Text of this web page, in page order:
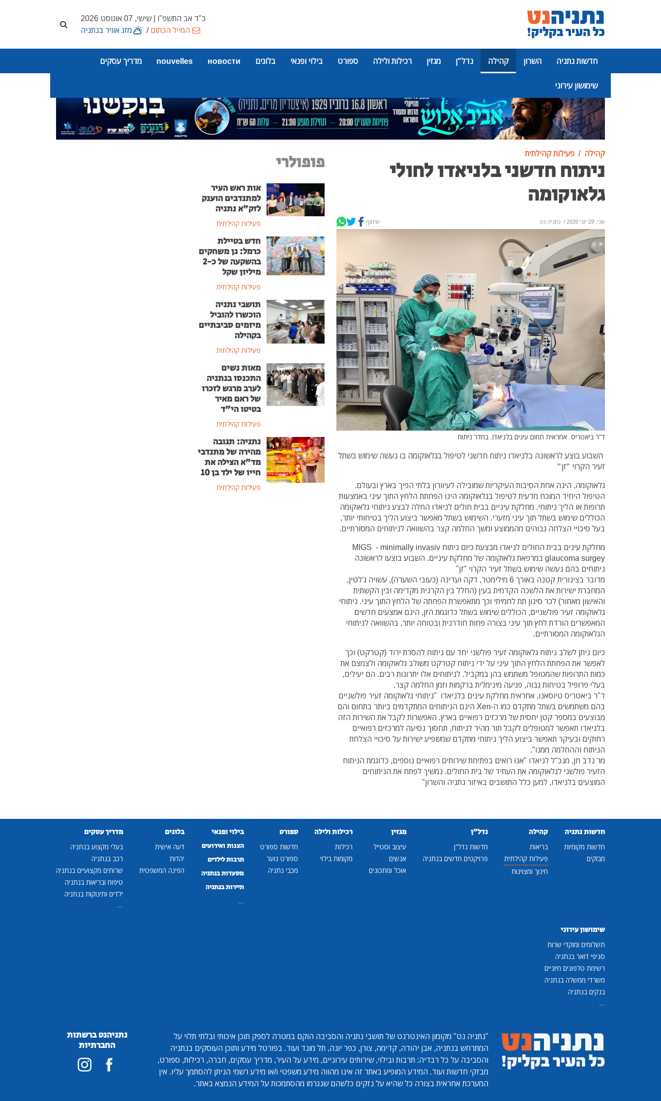
כ"ד אב התשפ"ו | שישי, 07 אוגוסט 2026
המייל הכתום/ מזג אוויר בנתניה
חדשות נתניה השרון קהילה נדל"ן מגזין רכילות ולילה ספורט בילוי ופנאי בלוגים новости
nouvelles מדריך עסקים
שימושון עירוני
פרסומת
קהילה פעילות קהילתית
ניתוח חדשני בלניאדו לחולי
גלאוקומה
שני, 29 יוני 2020 / נתניה נט שיתוף
ד"ר ביאטריס. אחראית תחום עינים בלניאדו. בחדר ניתוח
השבוע בוצע לראשונה בלניאדו ניתוח חדשני לטיפול בגלאוקומה בו נעשה שימוש בשתל
זעיר הקרוי "זן"
גלאוקומה, הינה אחת הסיבות העיקריות שמובילה לעיוורון בלתי הפיך בארץ ובעולם.
הטיפול היחיד המוכח מדעית לטיפול בגלאוקומה הינו הפחתת הלחץ התוך עיני באמצעות
תרופות או הליך ניתוחי. מחלקת עיניים בבית חולים לניאדו החלה לבצע ניתוחי גלאוקומה
הכוללים שימוש בשתל תוך עיני מזערי. השימוש בשתל מאפשר ביצוע הליך בטיחותי יותר,
בעל סיכויי הצלחה גבוהים מהממוצע ומשך החלמה קצר בהשוואה לניתוחים המסורתיים.
מחלקת עינים בבית החולים לניאדו מבצעת כיום ניתוח MIGS - minimally invasiv
glaucoma surgey במרפאת גלאוקומה של מחלקת עיניים. השבוע בוצעו לראשונה
ניתוחים בהם נעשה שימוש בשתל זעיר הקרוי "זן"
מדובר בצינורית קטנה באורך 6 מילימטר, דקה ועדינה (כעובי השערה), עשויה ג'לטין,
המחברת ישירות את הלשכה הקדמית בעין (החלל בין הקרנית מקדימה ובין הקשתית
והאישון מאחור) לכר סינון תת לחמיתי וכך מתאפשרת הפחתה של הלחץ התוך עיני. ניתוחי
גלאוקומה זעיר פולשניים, הכוללים שימוש בשתל כדוגמת הזן, הינם אמצעים חדשים
המאפשרים הורדת לחץ תוך עיני בצורה פחות חודרנית ובטוחה יותר, בהשוואה לניתוחי
הגלאוקומה המסורתיים.
כיום ניתן לשלב ניתוח גלאוקומה זעיר פולשני יחד עם ניתוח להסרת ירוד (קטרקט) וכך
לאפשר את הפחתת הלחץ התוך עיני על ידי ניתוח קטרקט משולב גלאוקומה ולצמצם את
כמות התרופות שהמטופל משתמש בהן במקביל. לניתוחים אלו יתרונות רבים. הם יעילים,
בעלי פרופיל בטיחות גבוה, פגיעה מינימלית ברקמות וזמן החלמה קצר.
ד"ר ביאטריס טיוסאנו, אחראית מחלקת עינים בלניאדו "ניתוחי גלאוקומה זעיר פולשניים
בהם משתמשים בשתל מתקדם כמו ה-Xen הינם הניתוחים המתקדמים ביותר בתחום והם
מבוצעים במספר קטן יחסית של מרכזים רפואיים בארץ. האפשרות לקבל את השירות הזה
בלניאדו תאפשר למטופלים לקבל תור מהיר לניתוח, תחסוך נסיעה למרכזים רפואיים
רחוקים ובעיקר תאפשר ביצוע הליך ניתוחי מתקדם שמשפיע ישירות על סיכויי הצלחת
הניתוח וההחלמה ממנו".
מר נדב חן, מנכ"ל לניאדו "אנו רואים בפתיחת שירותים רפואיים נוספים, כדוגמת הניתוח
הזעיר פולשני לגלאוקומה את העתיד של בית החולים. נמשיך לפתח את הניתוחים
המוצעים בלניאדו, למען כלל התושבים באיזור נתניה והשרון"
פופולרי
אות ראש העיר
למתנדבים הוענק
לזק"א נתניה
פעילות קהילתית
חדש בטיילת
כרמל: גן משחקים
בהשקעה של כ-2
מיליון שקל
פעילות קהילתית
תושבי נתניה
הוכשרו להוביל
מיזמים סביבתיים
בקהילה
פעילות קהילתית
מאות נשים
התכנסו בנתניה
לערב מרגש לזכרו
של ראם מאיר
בטיטו הי"ד
פעילות קהילתית
נתניה: תגובה
מהירה של מתנדבי
מד"א הצילה את
חייו של ילד בן 10
פעילות קהילתית
חדשות נתניה
חדשות מקומיות
מבזקים
קהילה
בריאות
פעילות קהילתית
חינוך ומצוינות
נדל"ן
חדשות נדל"ן
פרויקטים חדשים בנתניה
מגזין
עיצוב וסטייל
אנשים
אוכל ומתכונים
רכילות ולילה
רכילות
מקומות בילוי
ספורט
חדשות ספורט
ספורט נוער
מכבי נתניה
בילוי ופנאי
הצגות ואירועים
תרבות לילדים
מסעדות בנתניה
תיירות בנתניה
בלוגים
דעה אישית
יהדות
הפינה המשפטית
מדריך עסקים
בעלי מקצוע בנתניה
רכב בנתניה
שרותים מקצועיים בנתניה
טיפוח ובריאות בנתניה
ילדים ותינוקות בנתניה
שימושון עירוני
תשלומים ומוקדי שרות
סניפי דואר בנתניה
רשימת טלפונים חיוניים
משרדי ממשלה בנתניה
בנקים בנתניה
"נתניה נט" מקומון האינטרנט של תושבי נתניה והסביבה הוקם במטרה לספק תוכן איכותי ובלתי תלוי על
המתרחש בנתניה, אבן יהודה, קדימה, צורן, כפר יונה, תל מונד ועוד. בפורטל מידע ותוכן העוסקים בנתניה
והסביבה על כל רבדיה: תרבות ובילוי, שירותים עירוניים, מידע על העיר, מדריך עסקים, חברה, רכילות, ספורט,
מבזקי חדשות ועוד. המידע המופיע באתר זה אינו מהווה מידע משפטי ו/או מידע רשמי הניתן להסתמך עליו. אין
המערכת אחראית בצורה כל שהיא על נזקים כלשהם שנגרמו מהסתמכות על המידע הנמצא באתר.
נתניהנט ברשתות
החברתיות